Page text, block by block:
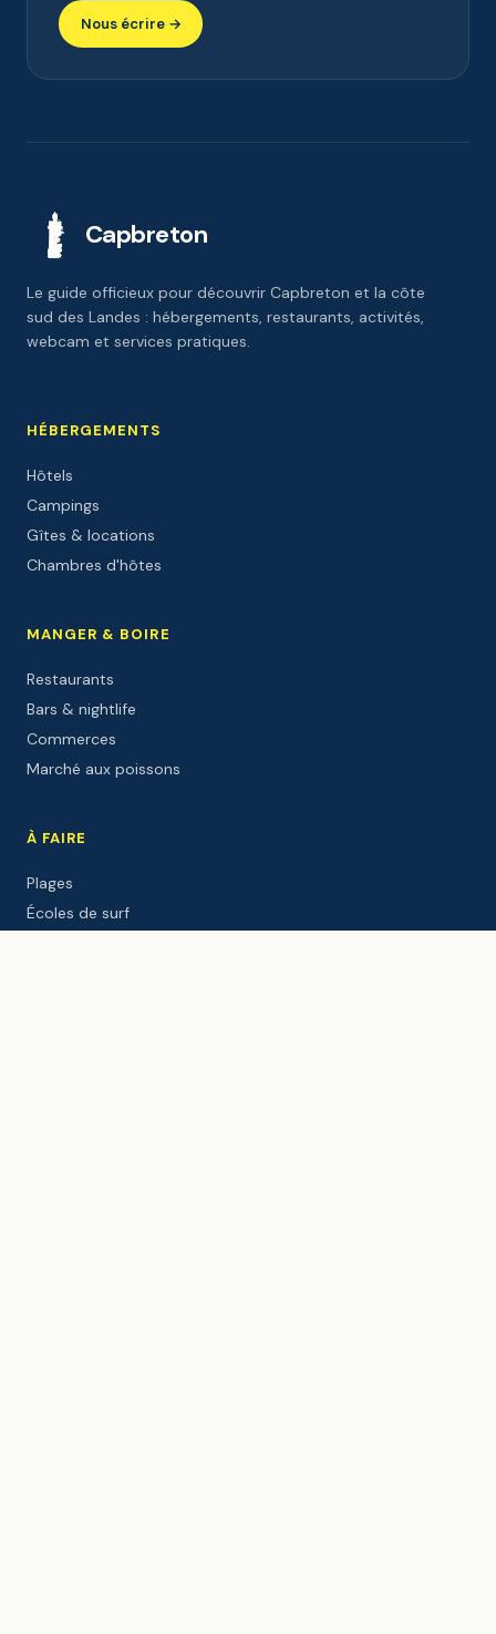
Nous écrire →
Capbreton
Le guide officieux pour découvrir Capbreton et la côte
sud des Landes : hébergements, restaurants, activités,
webcam et services pratiques.
HÉBERGEMENTS
Hôtels
Campings
Gîtes & locations
Chambres d'hôtes
MANGER & BOIRE
Restaurants
Bars & nightlife
Commerces
Marché aux poissons
À FAIRE
Plages
Écoles de surf